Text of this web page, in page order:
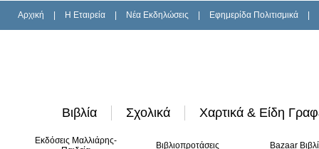
Αρχική H Εταιρεία Νέα Εκδηλώσεις Εφημερίδα Πολιτισμικά
Βιβλία Σχολικά Χαρτικά & Είδη
Εκδόσεις Μαλλιάρης-
Βιβλιοπροτάσεις Bazaar